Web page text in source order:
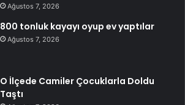
Ağustos 7, 2026
800 tonluk kayayı oyup ev yaptılar
Ağustos 7, 2026
O İlçede Camiler Çocuklarla Doldu
Taştı